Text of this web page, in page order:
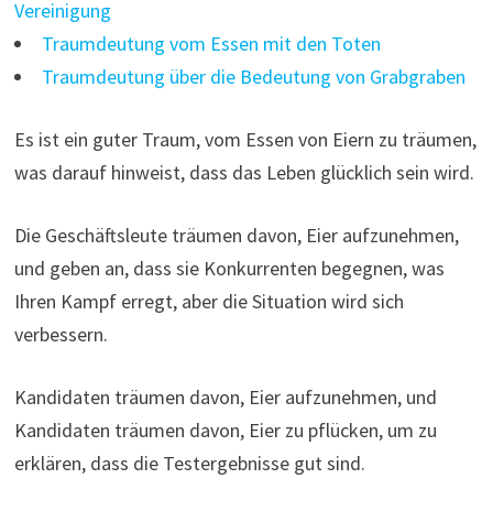
Vereinigung
Traumdeutung vom Essen mit den Toten
Traumdeutung über die Bedeutung von Grabgraben
Es ist ein guter Traum, vom Essen von Eiern zu träumen,
was darauf hinweist, dass das Leben glücklich sein wird.
Die Geschäftsleute träumen davon, Eier aufzunehmen,
und geben an, dass sie Konkurrenten begegnen, was
Ihren Kampf erregt, aber die Situation wird sich
verbessern.
Kandidaten träumen davon, Eier aufzunehmen, und
Kandidaten träumen davon, Eier zu pflücken, um zu
erklären, dass die Testergebnisse gut sind.